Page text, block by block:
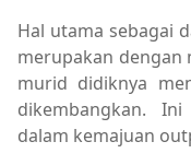
Hal utama sebagai
merupakan dengan
murid didiknya
dikembangkan.
dalam kemajuan